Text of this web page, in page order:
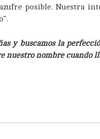
posible. Nuestra
y buscamos la
nuestro nombre cuando